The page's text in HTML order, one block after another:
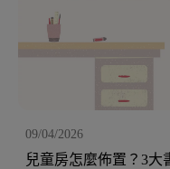
09/04/2026
兒童房怎麼佈置？3大